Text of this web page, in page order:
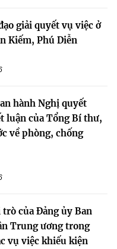
giải quyết vụ việc ở
Kiếm, Phú Diễn
hành Nghị quyết
luận của Tổng Bí thư,
về phòng, chống
của Đảng ủy Ban
Trung ương trong
vụ việc khiếu kiện